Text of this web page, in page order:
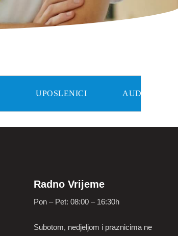
UPOSLENICI AUDITORI
Radno Vrijeme
Pon – Pet: 08:00 – 16:30h
Subotom, nedjeljom i praznicima ne